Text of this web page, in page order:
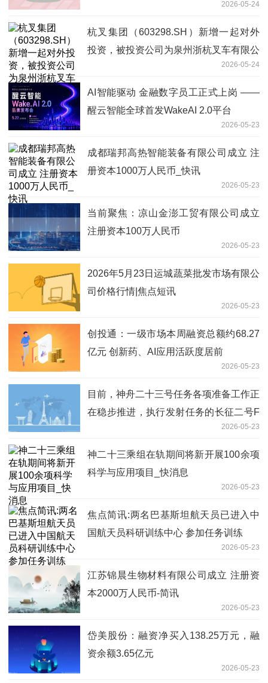
2026-05-24
杭叉集团（603298.SH）新增一起对外
投资，被投资公司为泉州浙杭叉车有限公
2026-05-24
AI智能驱动 金融数字员工正式上岗 ——
醒云智能全球首发WakeAI 2.0平台
2026-05-23
成都瑞邦高热智能装备有限公司成立 注
册资本1000万人民币_快讯
2026-05-23
当前聚焦：凉山金澎工贸有限公司成立
注册资本100万人民币
2026-05-23
2026年5月23日运城蔬菜批发市场有限公
司价格行情|焦点短讯
2026-05-23
创投通：一级市场本周融资总额约68.27
亿元 创新药、AI应用活跃度居前
2026-05-23
目前，神舟二十三号任务各项准备工作正
在稳步推进，执行发射任务的长征二号F
遥二十三运载火箭即将加注推进剂2026-05-23
神二十三乘组在轨期间将新开展100余项
科学与应用项目_快消息
2026-05-23
焦点简讯:两名巴基斯坦航天员已进入中
国航天员科研训练中心 参加任务训练
2026-05-23
江苏锦晨生物材料有限公司成立 注册资
本2000万人民币-简讯
2026-05-23
岱美股份：融资净买入138.25万元，融
资余额3.65亿元
2026-05-23